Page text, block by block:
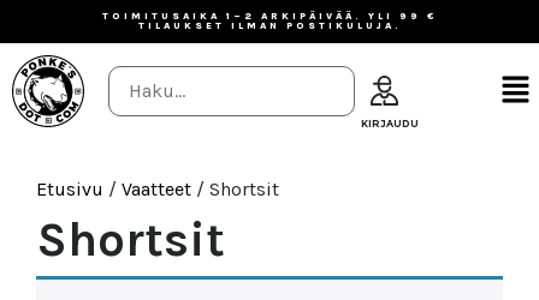
TOIMITUSAIKA 1–2 ARKIPÄIVÄÄ. YLI 99 €
TILAUKSET ILMAN POSTIKULUJA.
Etusivu / Vaatteet / Shortsit
Shortsit